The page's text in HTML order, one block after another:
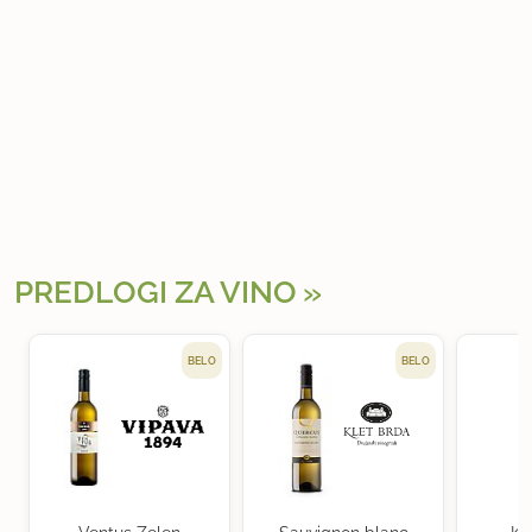
PREDLOGI ZA VINO
BELO BELO